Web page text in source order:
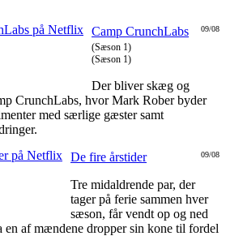
09/08
Camp CrunchLabs
(Sæson 1)
(Sæson 1)
Der bliver skæg og
CrunchLabs, hvor Mark Rober byder
med særlige gæster samt
09/08
De fire årstider
Tre midaldrende par, der
tager på ferie sammen hver
sæson, får vendt op og ned
en af mændene dropper sin kone til fordel